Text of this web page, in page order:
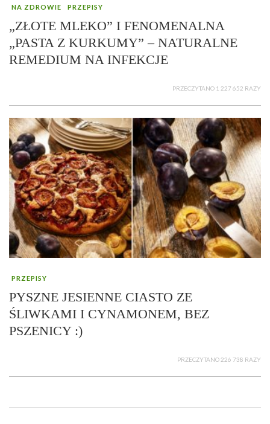
NA ZDROWIE PRZEPISY
„ZŁOTE MLEKO” I FENOMENALNA
„PASTA Z KURKUMY” – NATURALNE
REMEDIUM NA INFEKCJE
PRZECZYTANO 1 227 652 RAZY
PRZEPISY
PYSZNE JESIENNE CIASTO ZE
ŚLIWKAMI I CYNAMONEM, BEZ
PSZENICY :)
PRZECZYTANO 226 738 RAZY